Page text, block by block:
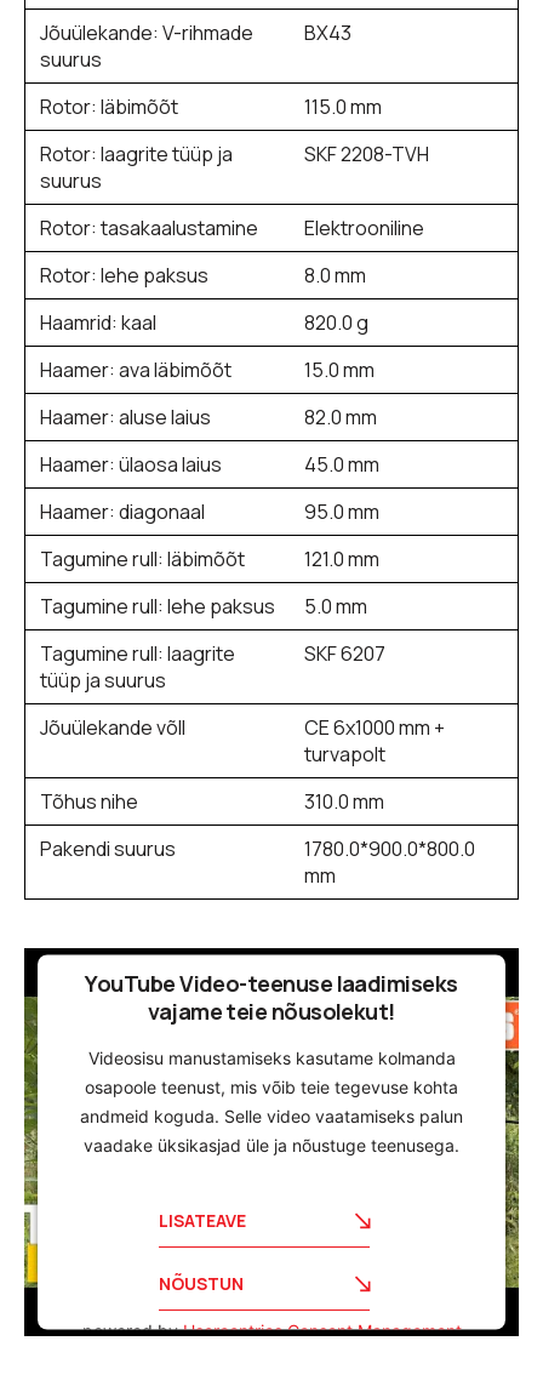
Jõuülekande: V-rihmade
suurus
BX43
Rotor: läbimõõt
115.0 mm
Rotor: laagrite tüüp ja
suurus
SKF 2208-TVH
Rotor: tasakaalustamine
Elektrooniline
Rotor: lehe paksus
8.0 mm
Haamrid: kaal
820.0 g
Haamer: ava läbimõõt
15.0 mm
Haamer: aluse laius
82.0 mm
Haamer: ülaosa laius
45.0 mm
Haamer: diagonaal
95.0 mm
Tagumine rull: läbimõõt
121.0 mm
Tagumine rull: lehe paksus
5.0 mm
Tagumine rull: laagrite
tüüp ja suurus
SKF 6207
Jõuülekande võll
CE 6x1000 mm +
turvapolt
Tõhus nihe
310.0 mm
Pakendi suurus
1780.0*900.0*800.0
mm
YouTube Video-teenuse laadimiseks
vajame teie nõusolekut!
Videosisu manustamiseks kasutame kolmanda
osapoole teenust, mis võib teie tegevuse kohta
andmeid koguda. Selle video vaatamiseks palun
vaadake üksikasjad üle ja nõustuge teenusega.
LISATEAVE
NÕUSTUN
powered byUsercentrics Consent Management